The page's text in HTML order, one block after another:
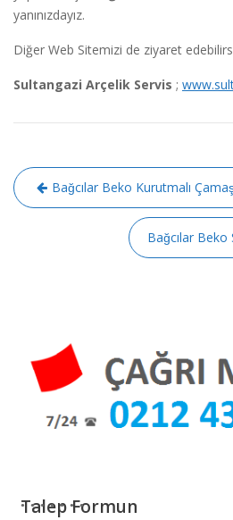
yanınızdayız.
Diğer Web Sitemizi de ziyaret
Sultangazi Arçelik Servis ;
Yazı
gezinmesi
Bağcılar Beko Kurutmalı
Bağcılar
Talep Formun